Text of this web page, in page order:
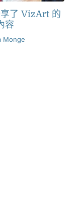
了 VizArt 的
容
Monge